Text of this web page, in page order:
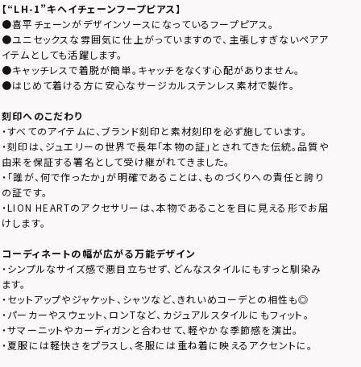
【“LH-1”キヘイチェーンフープピアス】
●喜平チェーンがデザインソースになっているフープピアス。
●ユニセックスな雰囲気に仕上がっていますので、主張しすぎないペアア
イテムとしても活躍します。
●キャッチレスで着脱が簡単。キャッチをなくす心配がありません。
●はじめて着ける方に安心なサージカルステンレス素材で製作。
刻印へのこだわり
・すべてのアイテムに、ブランド刻印と素材刻印を必ず施しています。
・刻印は、ジュエリーの世界で長年「本物の証」とされてきた伝統。品質や
由来を保証する署名として受け継がれてきました。
・「誰が、何で作ったか」が明確であることは、ものづくりへの責任と誇り
の証です。
・LION HEARTのアクセサリーは、本物であることを目に見える形でお届
けします。
コーディネートの幅が広がる万能デザイン
・シンプルなサイズ感で悪目立ちせず、どんなスタイルにもすっと馴染み
ます。
・セットアップやジャケット、シャツなど、きれいめコーデとの相性も◎
・パーカーやスウェット、ロンTなど、カジュアルスタイルにもフィット。
・サマーニットやカーディガンと合わせて、軽やかな季節感を演出。
・夏服には軽快さをプラスし、冬服には重ね着に映えるアクセントに。